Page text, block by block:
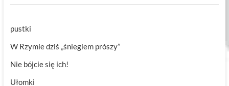
pustki
W Rzymie dziś „śniegiem prószy”
Nie bójcie się ich!
Ułomki